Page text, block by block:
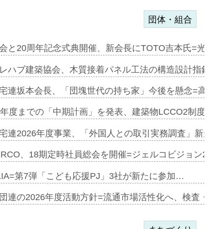
加=リンナ…
見込む=…
開始=三協…
分譲M専用…
団体・組合
と20周年記念式典開催、新会長にTOTO吉本氏=光
ハブ建築協会、木質接着パネル工法の構造設計指針
連坂本会長、「団塊世代の持ち家」今後を懸念=高
度までの「中期計画」を発表、建築物LCCO2制度
連2026年度事業、「外国人との取引実務調査」新規
、18期定時社員総会を開催=ジェルコビジョン
第7弾「こども応援PJ」3社が新たに参加…
連の2026年度活動方針=流通市場活性化へ、検査・